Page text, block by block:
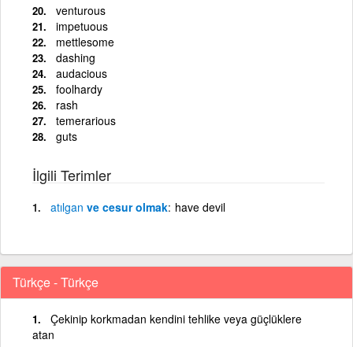
venturous
impetuous
mettlesome
dashing
audacious
foolhardy
rash
temerarious
guts
İlgili Terimler
atılgan ve cesur olmak have devil
Türkçe - Türkçe
Çekinip korkmadan kendini tehlike veya güçlüklere
atan